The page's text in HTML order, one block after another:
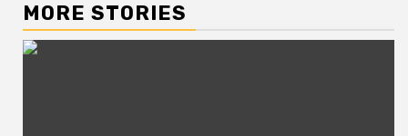
MORE STORIES